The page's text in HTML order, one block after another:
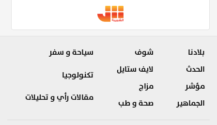
بلادنا
الحدث
مؤشر
الجماهير
شوف
لايف ستايل
مزاج
صحة و طب
سياحة و سفر
تكنولوجيا
مقالات رأي و تحليلات